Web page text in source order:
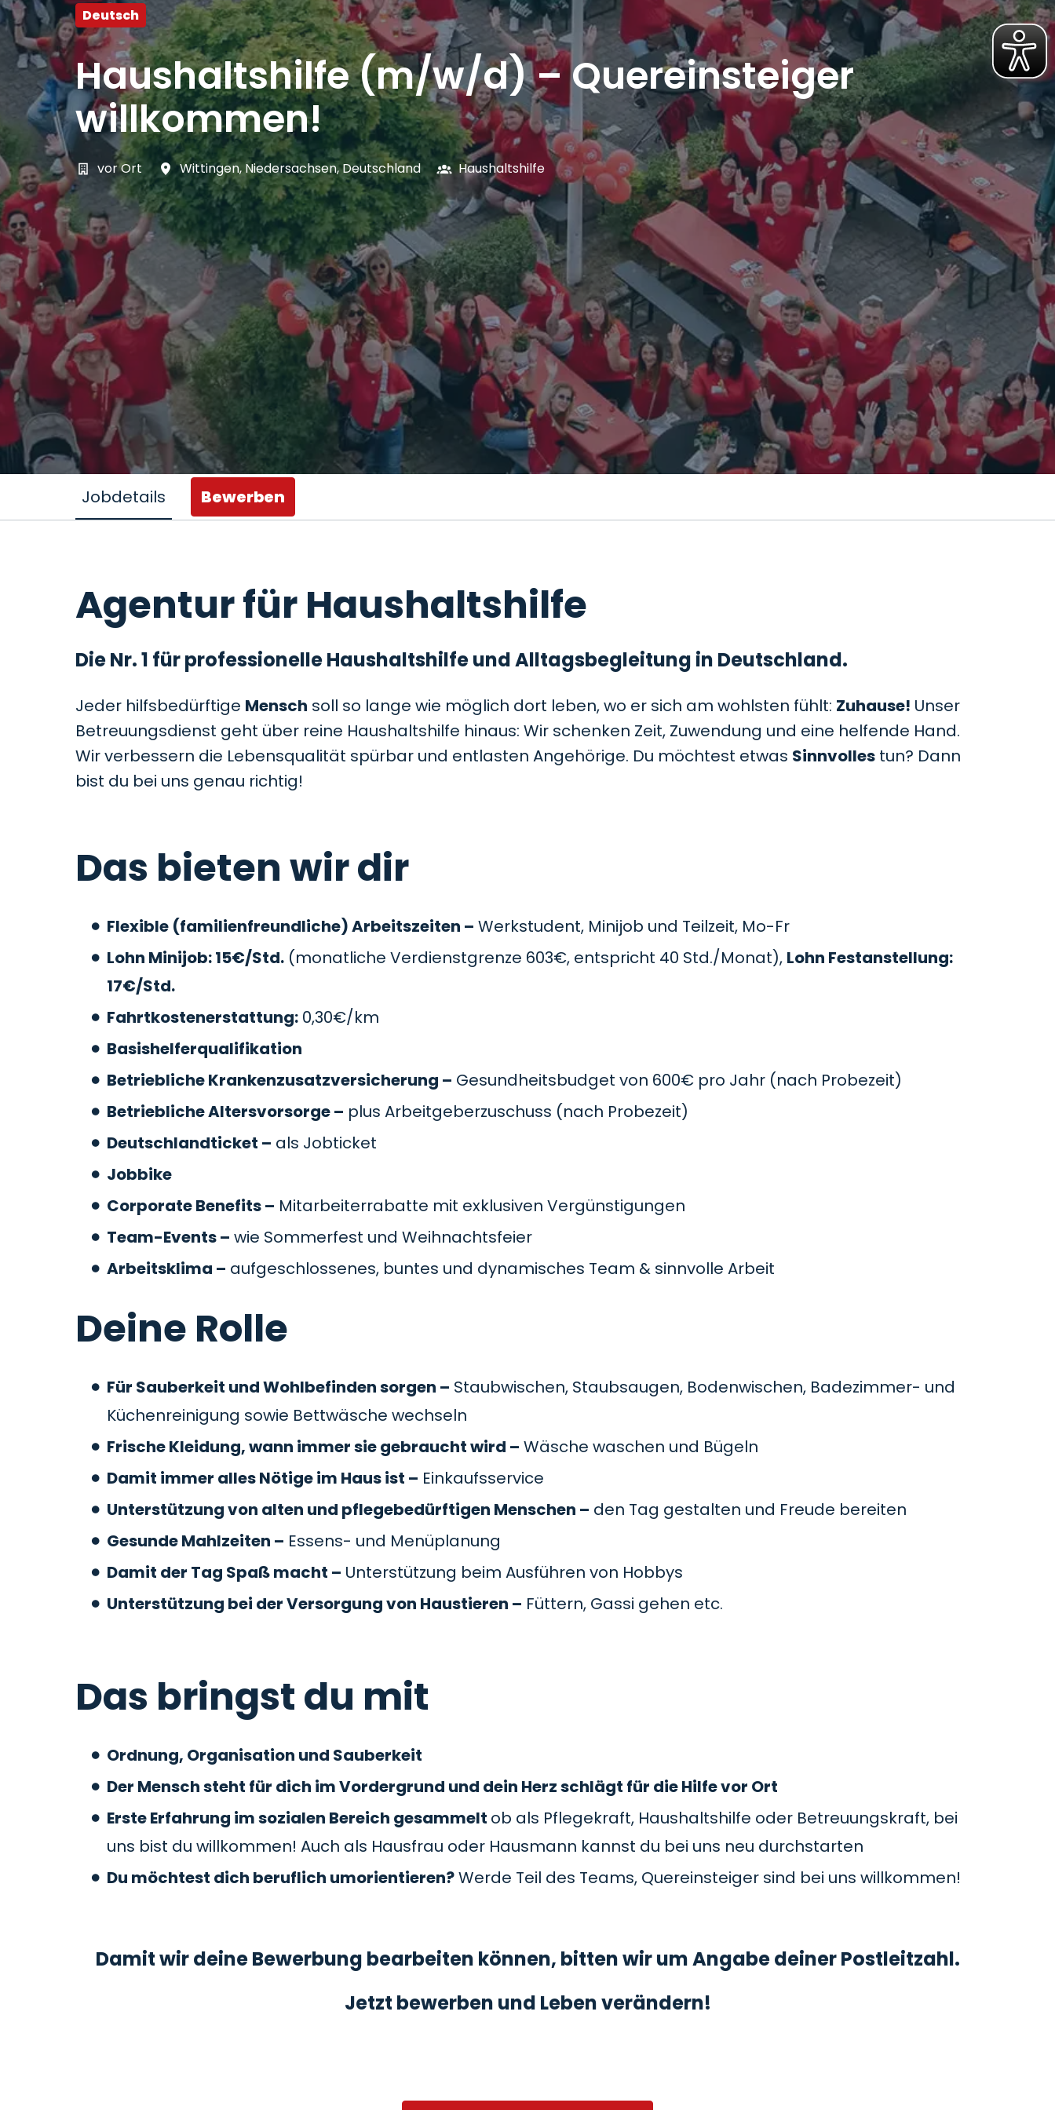
Deutsch
Haushaltshilfe (m/w/d) – Quereinsteiger
willkommen!
vor Ort Wittingen,Niedersachsen,Deutschland Haushaltshilfe
Jobdetails Bewerben
Agentur für Haushaltshilfe
Die Nr. 1 für professionelle Haushaltshilfe und Alltagsbegleitung in Deutschland.
Jeder hilfsbedürftige Mensch soll so lange wie möglich dort leben, wo er sich am wohlsten fühlt: Zuhause! Unser
Betreuungsdienst geht über reine Haushaltshilfe hinaus: Wir schenken Zeit, Zuwendung und eine helfende Hand.
Wir verbessern die Lebensqualität spürbar und entlasten Angehörige. Du möchtest etwas Sinnvolles tun? Dann
bist du bei uns genau richtig!
Das bieten wir dir
Flexible (familienfreundliche) Arbeitszeiten – Werkstudent, Minijob und Teilzeit, Mo-Fr
Lohn Minijob: 15€/Std. (monatliche Verdienstgrenze 603€, entspricht 40 Std./Monat), Lohn Festanstellung:
17€/Std.
Fahrtkostenerstattung: 0,30€/km
Basishelferqualifikation
Betriebliche Krankenzusatzversicherung – Gesundheitsbudget von 600€ pro Jahr (nach Probezeit)
Betriebliche Altersvorsorge – plus Arbeitgeberzuschuss (nach Probezeit)
Deutschlandticket – als Jobticket
Jobbike
Corporate Benefits – Mitarbeiterrabatte mit exklusiven Vergünstigungen
Team-Events – wie Sommerfest und Weihnachtsfeier
Arbeitsklima – aufgeschlossenes, buntes und dynamisches Team & sinnvolle Arbeit
Deine Rolle
Für Sauberkeit und Wohlbefinden sorgen – Staubwischen, Staubsaugen, Bodenwischen, Badezimmer- und
Küchenreinigung sowie Bettwäsche wechseln
Frische Kleidung, wann immer sie gebraucht wird – Wäsche waschen und Bügeln
Damit immer alles Nötige im Haus ist – Einkaufsservice
Unterstützung von alten und pflegebedürftigen Menschen – den Tag gestalten und Freude bereiten
Gesunde Mahlzeiten – Essens- und Menüplanung
Damit der Tag Spaß macht – Unterstützung beim Ausführen von Hobbys
Unterstützung bei der Versorgung von Haustieren – Füttern, Gassi gehen etc.
Das bringst du mit
Ordnung, Organisation und Sauberkeit
Der Mensch steht für dich im Vordergrund und dein Herz schlägt für die Hilfe vor Ort
Erste Erfahrung im sozialen Bereich gesammelt ob als Pflegekraft, Haushaltshilfe oder Betreuungskraft, bei
uns bist du willkommen! Auch als Hausfrau oder Hausmann kannst du bei uns neu durchstarten
Du möchtest dich beruflich umorientieren?Werde Teil des Teams, Quereinsteiger sind bei uns willkommen!
Damit wir deine Bewerbung bearbeiten können, bitten wir um Angabe deiner Postleitzahl.
Jetzt bewerben und Leben verändern!